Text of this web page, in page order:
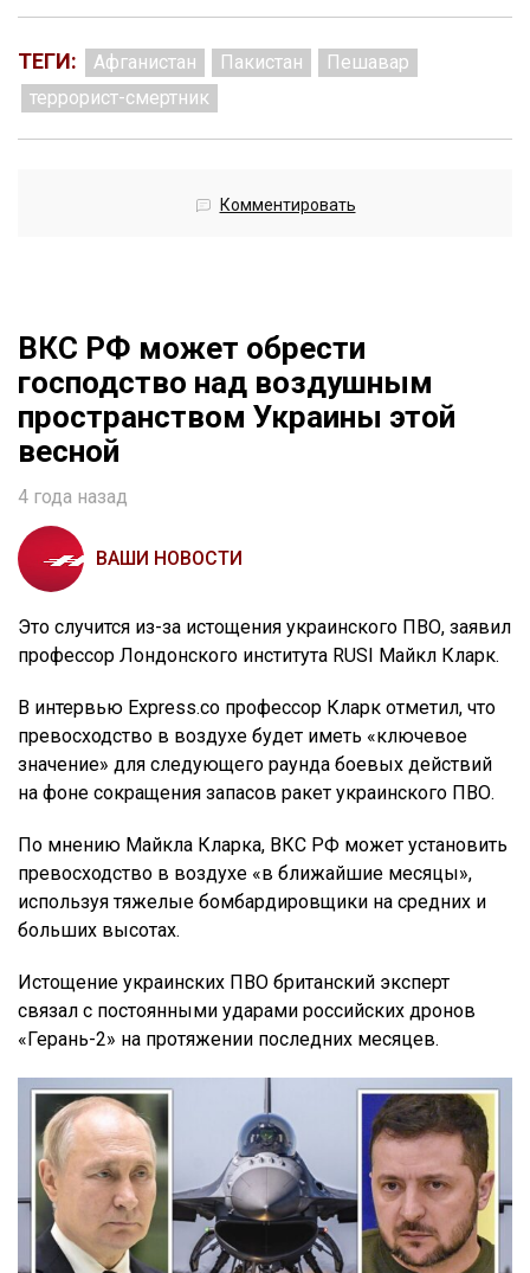
ТЕГИ: Афганистан Пакистан
Пешавар
террорист-смертник
Комментировать
ВКС РФ может обрести
господство над воздушным
пространством Украины этой
весной
4 года назад
ВАШИ НОВОСТИ
Это случится из-за истощения украинского ПВО, заявил
профессор Лондонского института RUSI Майкл Кларк.
В интервью Express.co профессор Кларк отметил, что
превосходство в воздухе будет иметь «ключевое
значение» для следующего раунда боевых действий
на фоне сокращения запасов ракет украинского ПВО.
По мнению Майкла Кларка, ВКС РФ может установить
превосходство в воздухе «в ближайшие месяцы»,
используя тяжелые бомбардировщики на средних и
больших высотах.
Истощение украинских ПВО британский эксперт
связал с постоянными ударами российских дронов
«Герань-2» на протяжении последних месяцев.